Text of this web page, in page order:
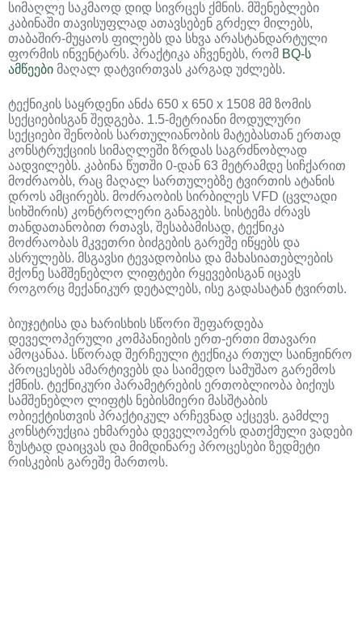
სიმაღლე საკმაოდ დიდ სივრცეს ქმნის. მშენებლები
კაბინაში თავისუფლად ათავსებენ გრძელ მილებს,
თაბაშირ-მუყაოს ფილებს და სხვა არასტანდარტული
ფორმის ინვენტარს. პრაქტიკა აჩვენებს, რომ BQ-ს
ამწეები მაღალ დატვირთვას კარგად უძლებს.
ტექნიკის საყრდენი ანძა 650 x 650 x 1508 მმ ზომის
სექციებისგან შედგება. 1.5-მეტრიანი მოდულური
სექციები შენობის სართულიანობის მატებასთან ერთად
კონსტრუქციის სიმაღლეში ზრდას საგრძნობლად
აადვილებს. კაბინა წუთში 0-დან 63 მეტრამდე სიჩქარით
მოძრაობს, რაც მაღალ სართულებზე ტვირთის ატანის
დროს ამცირებს. მოძრაობის სირბილეს VFD (ცვლადი
სიხშირის) კონტროლერი განაგებს. სისტემა ძრავს
თანდათანობით რთავს, შესაბამისად, ტექნიკა
მოძრაობას მკვეთრი ბიძგების გარეშე იწყებს და
ასრულებს. მსგავსი ტევადობისა და მახასიათებლების
მქონე სამშენებლო ლიფტები რყევებისგან იცავს
როგორც მექანიკურ დეტალებს, ისე გადასატან ტვირთს.
ბიუჯეტისა და ხარისხის სწორი შეფარდება
დეველოპერული კომპანიების ერთ-ერთი მთავარი
ამოცანაა. სწორად შერჩეული ტექნიკა რთულ საინჟინრო
პროცესებს ამარტივებს და საიმედო სამუშაო გარემოს
ქმნის. ტექნიკური პარამეტრების ერთობლიობა ბიქიუს
სამშენებლო ლიფტს ნებისმიერი მასშტაბის
ობიექტისთვის პრაქტიკულ არჩევნად აქცევს. გამძლე
კონსტრუქცია ეხმარება დეველოპერს დათქმული ვადები
ზუსტად დაიცვას და მიმდინარე პროცესები ზედმეტი
რისკების გარეშე მართოს.